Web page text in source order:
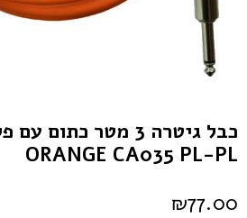
כבל גיטרה 3 מטר כתום
ORANGE CA035 PL-PL
₪77.00